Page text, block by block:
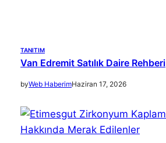
TANITIM
Van Edremit Satılık Daire Rehberi
byWeb HaberimHaziran 17, 2026